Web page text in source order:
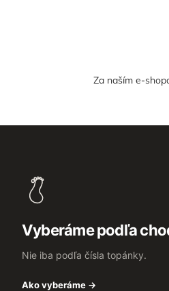
Za naším e-
Vyberáme podľa
Nie iba podľa čísla topánky.
Ako vyberáme →